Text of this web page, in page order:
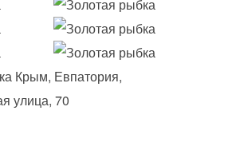
Крым, Евпатория,
улица, 70